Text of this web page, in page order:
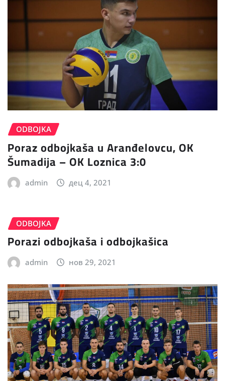
ODBOJKA
Poraz odbojkaša u Aranđelovcu, OK
Šumadija – OK Loznica 3:0
admin дец 4, 2021
ODBOJKA
Porazi odbojkaša i odbojkašica
admin нов 29, 2021